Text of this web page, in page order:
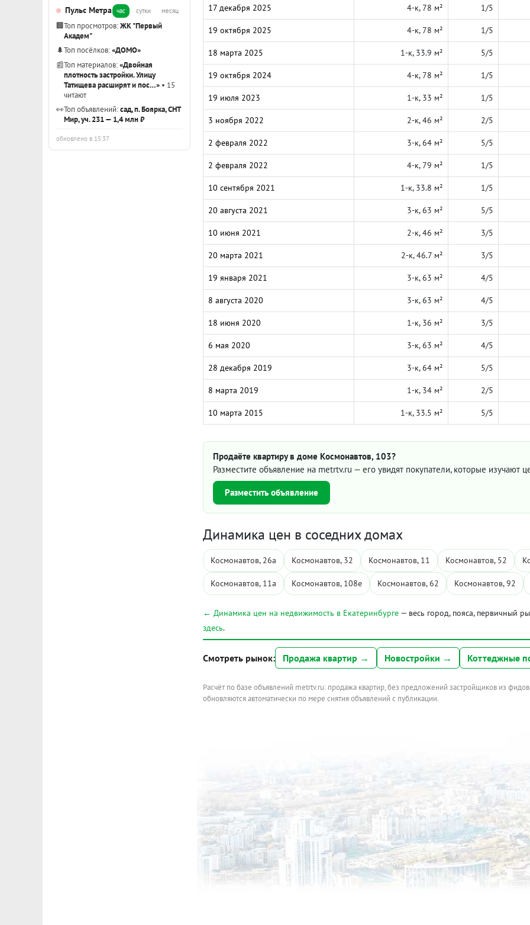
Пульс Метра час сутки месяц
🏢Топ просмотров:ЖК "Первый
Академ"
🌲Топ посёлков:«ДОМО»
📰Топ материалов:«Двойная
плотность застройки. Улицу
Татищева расширят и пос…» • 15
читают
👀Топ объявлений:сад, п. Боярка, СНТ
Мир, уч. 231 — 1,4 млн ₽
обновлено в 15:37
17 декабря 2025 4-к, 78 м² 1/5
19 октября 2025 4-к, 78 м² 1/5
18 марта 2025 1-к, 33.9 м² 5/5
19 октября 2024 4-к, 78 м² 1/5
19 июля 2023 1-к, 33 м² 1/5
3 ноября 2022 2-к, 46 м² 2/5
2 февраля 2022 3-к, 64 м² 5/5
2 февраля 2022 4-к, 79 м² 1/5
10 сентября 2021 1-к, 33.8 м² 1/5
20 августа 2021 3-к, 63 м² 5/5
10 июня 2021 2-к, 46 м² 3/5
20 марта 2021 2-к, 46.7 м² 3/5
19 января 2021 3-к, 63 м² 4/5
8 августа 2020 3-к, 63 м² 4/5
18 июня 2020 1-к, 36 м² 3/5
6 мая 2020 3-к, 63 м² 4/5
28 декабря 2019 3-к, 64 м² 5/5
8 марта 2019 1-к, 34 м² 2/5
10 марта 2015 1-к, 33.5 м² 5/5
Продаёте квартиру в доме Космонавтов, 103?
Разместите объявление на metrtv.ru — его увидят покупатели, которые изучают
Разместить объявление
Динамика цен в соседних домах
Космонавтов, 26а Космонавтов, 32 Космонавтов, 11 Космонавтов, 52
Космонавтов, 11а Космонавтов, 108е Космонавтов, 62 Космонавтов, 92
← Динамика цен на недвижимость в Екатеринбурге — весь город, пояса, первичный
здесь.
Смотреть рынок: Продажа квартир → Новостройки → Коттеджные
Расчёт по базе объявлений metrtv.ru: продажа квартир, без предложений застройщиков из
обновляются автоматически по мере снятия объявлений с публикации.